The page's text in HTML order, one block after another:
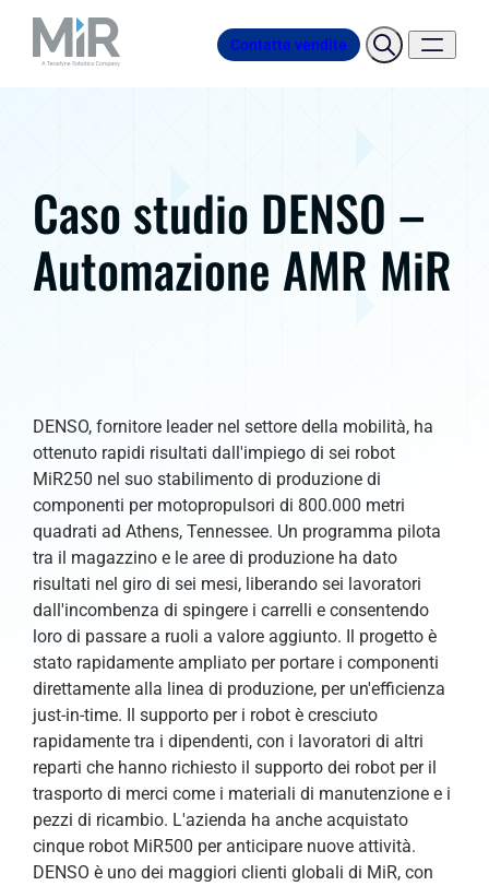
Contatta vendite
Caso studio DENSO –
Automazione AMR MiR
DENSO, fornitore leader nel settore della mobilità, ha
ottenuto rapidi risultati dall'impiego di sei robot
MiR250 nel suo stabilimento di produzione di
componenti per motopropulsori di 800.000 metri
quadrati ad Athens, Tennessee. Un programma pilota
tra il magazzino e le aree di produzione ha dato
risultati nel giro di sei mesi, liberando sei lavoratori
dall'incombenza di spingere i carrelli e consentendo
loro di passare a ruoli a valore aggiunto. Il progetto è
stato rapidamente ampliato per portare i componenti
direttamente alla linea di produzione, per un'efficienza
just-in-time. Il supporto per i robot è cresciuto
rapidamente tra i dipendenti, con i lavoratori di altri
reparti che hanno richiesto il supporto dei robot per il
trasporto di merci come i materiali di manutenzione e i
pezzi di ricambio. L'azienda ha anche acquistato
cinque robot MiR500 per anticipare nuove attività.
DENSO è uno dei maggiori clienti globali di MiR, con